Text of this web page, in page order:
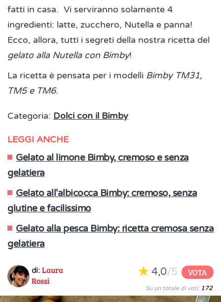
fatti in casa. Vi serviranno solamente 4
ingredienti: latte, zucchero, Nutella e panna!
Ecco, allora, tutti i segreti della nostra ricetta del
gelato alla Nutella con Bimby!
La ricetta è pensata per i modelli Bimby TM31,
TM5 e TM6.
Categoria: Dolci con il Bimby
LEGGI ANCHE
Gelato al limone Bimby, cremoso e senza
gelatiera
Gelato all'albicocca Bimby: cremoso, senza
glutine e facilissimo
Gelato alla pesca Bimby: ricetta cremosa senza
gelatiera
di: Laura
Rossi
4,0/5 VOTA
Su un totale di voti: 172